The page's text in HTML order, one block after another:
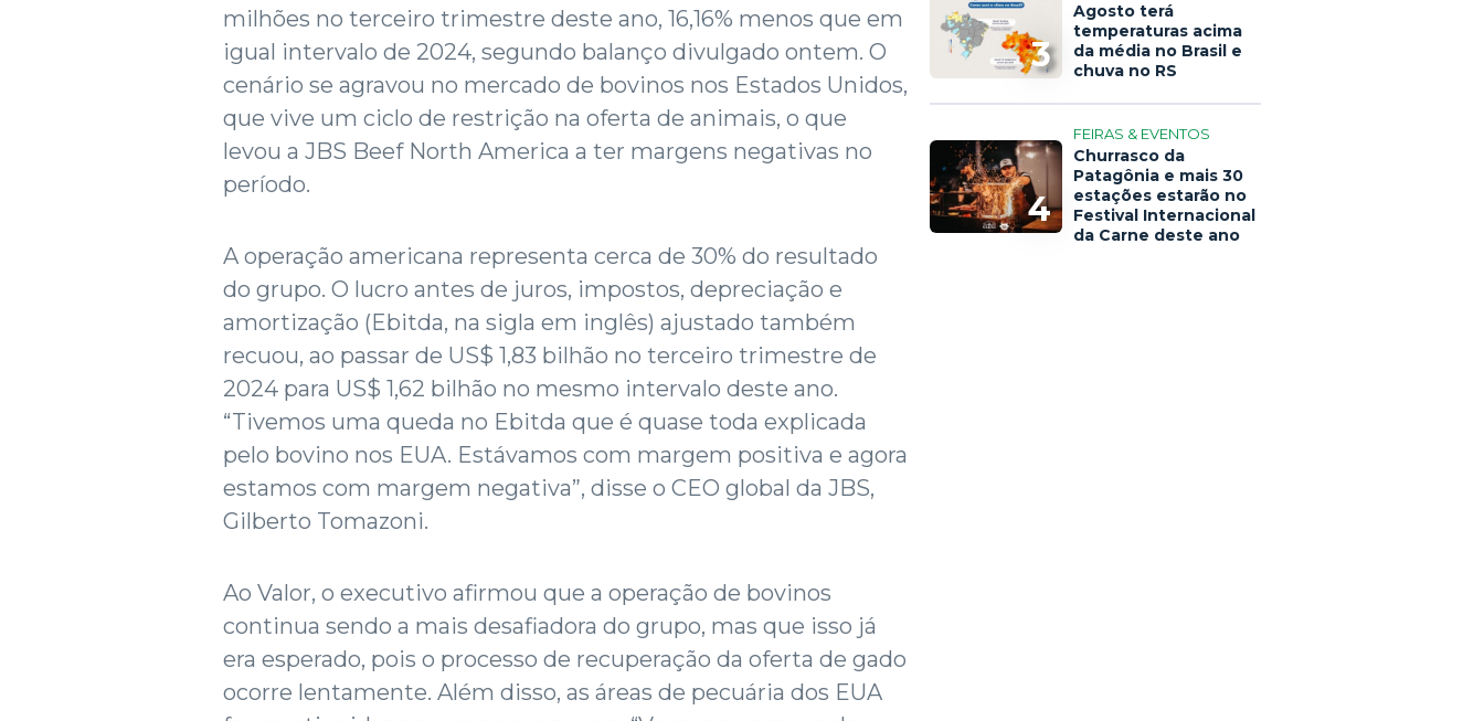
milhões no terceiro trimestre deste ano, 16,16% menos que em
igual intervalo de 2024, segundo balanço divulgado ontem. O
cenário se agravou no mercado de bovinos nos Estados Unidos,
que vive um ciclo de restrição na oferta de animais, o que
levou a JBS Beef North America a ter margens negativas no
período.
A operação americana representa cerca de 30% do resultado
do grupo. O lucro antes de juros, impostos, depreciação e
amortização (Ebitda, na sigla em inglês) ajustado também
recuou, ao passar de US$ 1,83 bilhão no terceiro trimestre de
2024 para US$ 1,62 bilhão no mesmo intervalo deste ano.
“Tivemos uma queda no Ebitda que é quase toda explicada
pelo bovino nos EUA. Estávamos com margem positiva e agora
estamos com margem negativa”, disse o CEO global da JBS,
Gilberto Tomazoni.
Ao Valor, o executivo afirmou que a operação de bovinos
continua sendo a mais desafiadora do grupo, mas que isso já
era esperado, pois o processo de recuperação da oferta de gado
ocorre lentamente. Além disso, as áreas de pecuária dos EUA
3
Agosto terá
temperaturas acima
da média no Brasil e
chuva no RS
4
FEIRAS & EVENTOS
Churrasco da
Patagônia e mais 30
estações estarão no
Festival Internacional
da Carne deste ano